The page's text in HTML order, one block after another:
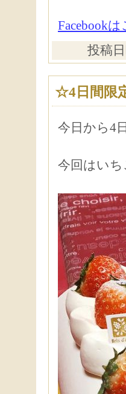
Facebook
投稿
☆4日間限
今日から4
今回はい